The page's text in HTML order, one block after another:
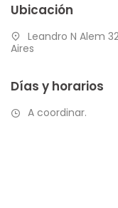
Ubicación
Leandro N Alem
Aires
Días y horarios
A coordinar.